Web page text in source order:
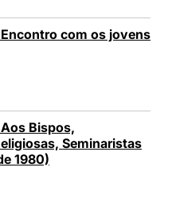
com os jovens
Bispos,
Seminaristas
1980)